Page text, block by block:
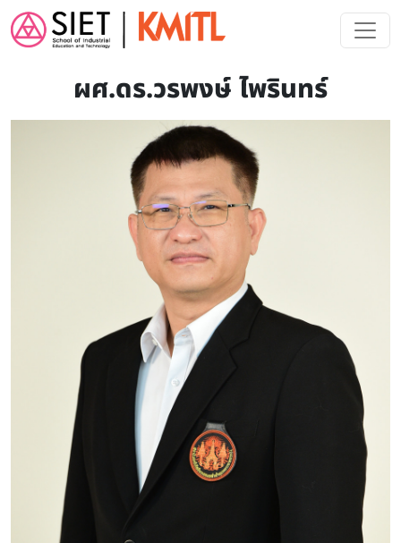
Skip to main content
ผศ.ดร.วรพงษ์ ไพรินทร์